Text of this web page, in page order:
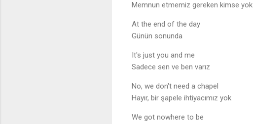
Memnun etmemiz gereken kimse yok
At the end of the day
Günün sonunda
It's just you and me
Sadece sen ve ben varız
No, we don't need a chapel
Hayır, bir şapele ihtiyacımız yok
We got nowhere to be